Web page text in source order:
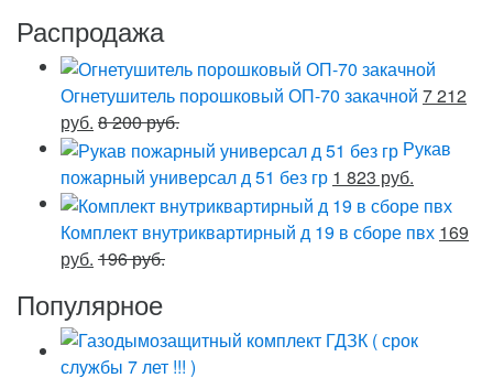
Распродажа
Огнетушитель порошковый ОП-70 закачной 7 212
руб. 8 200 руб.
Рукав
пожарный универсал д 51 без гр 1 823 руб.
Комплект внутриквартирный д 19 в сборе пвх 169
руб. 196 руб.
Популярное